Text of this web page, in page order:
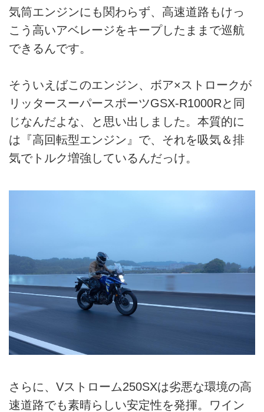
気筒エンジンにも関わらず、高速道路もけっ
こう高いアベレージをキープしたままで巡航
できるんです。
そういえばこのエンジン、ボア×ストロークが
リッタースーパースポーツGSX-R1000Rと同
じなんだよな、と思い出しました。本質的に
は『高回転型エンジン』で、それを吸気＆排
気でトルク増強しているんだっけ。
さらに、Vストローム250SXは劣悪な環境の高
速道路でも素晴らしい安定性を発揮。ワイン